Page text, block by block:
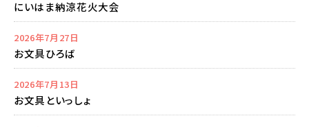
にいはま納涼花火大会
2026年7月27日
お文具ひろば
2026年7月13日
お文具といっしょ